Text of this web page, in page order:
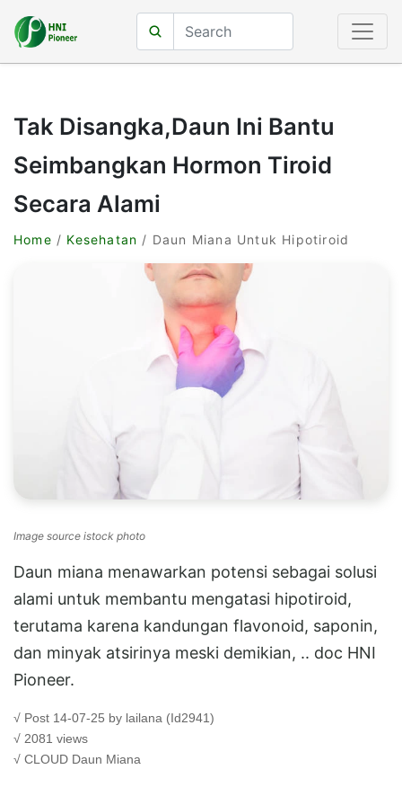
Tak Disangka,Daun Ini Bantu
Seimbangkan Hormon Tiroid
Secara Alami
Home / Kesehatan / Daun Miana Untuk Hipotiroid
Image source istock photo
Daun miana menawarkan potensi sebagai solusi
alami untuk membantu mengatasi hipotiroid,
terutama karena kandungan flavonoid, saponin,
dan minyak atsirinya meski demikian, .. doc HNI
Pioneer.
√ Post 14-07-25 by lailana (Id2941)
√ 2081 views
√ CLOUD Daun Miana